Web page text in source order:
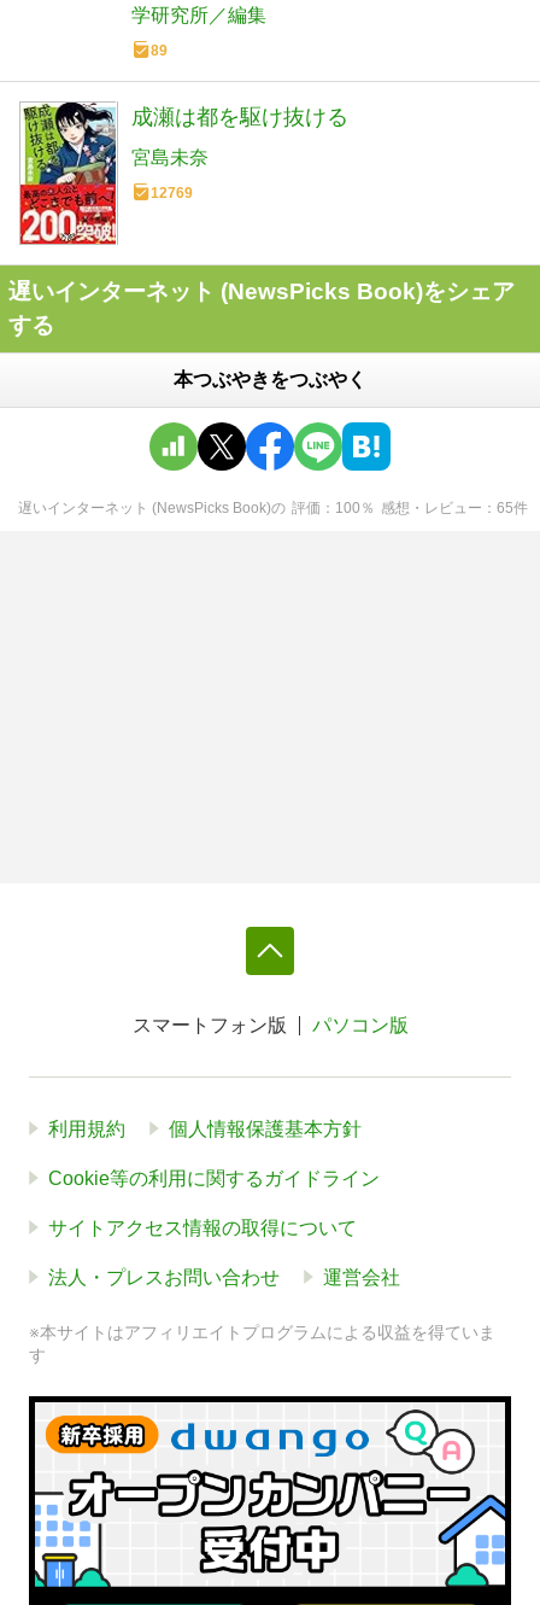
学研究所／編集
89
成瀬は都を駆け抜ける
宮島未奈
12769
遅いインターネット (NewsPicks Book)をシェア
する
本つぶやきをつぶやく
遅いインターネット (NewsPicks Book)の 評価 100 ％ 感想・レビュー 65件
スマートフォン版 パソコン版
利用規約 個人情報保護基本方針
Cookie等の利用に関するガイドライン
サイトアクセス情報の取得について
法人・プレスお問い合わせ 運営会社
※本サイトはアフィリエイトプログラムによる収益を得ていま
す